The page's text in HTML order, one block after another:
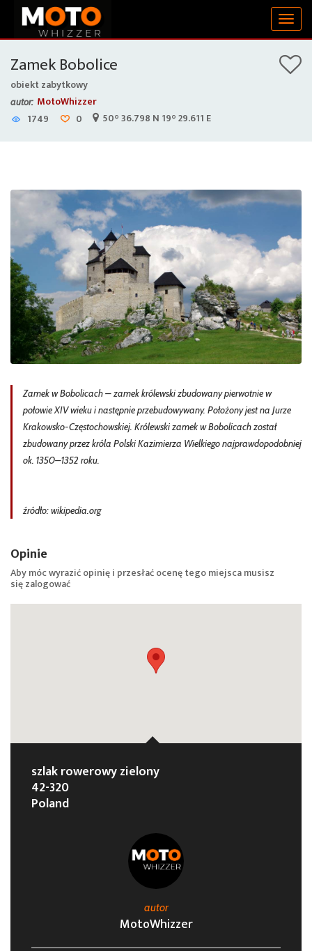
Zamek Bobolice
obiekt zabytkowy
autor: MotoWhizzer
1749
0 50° 36.798 N 19° 29.611 E
Zamek w Bobolicach – zamek królewski zbudowany pierwotnie w
połowie XIV wieku i następnie przebudowywany. Położony jest na Jurze
Krakowsko-Częstochowskiej. Królewski zamek w Bobolicach został
zbudowany przez króla Polski Kazimierza Wielkiego najprawdopodobniej
ok. 1350–1352 roku.
źródło: wikipedia.org
Opinie
Aby móc wyrazić opinię i przesłać ocenę tego miejsca musisz
sięzalogować
szlak rowerowy zielony
42-320
Poland
autor
MotoWhizzer